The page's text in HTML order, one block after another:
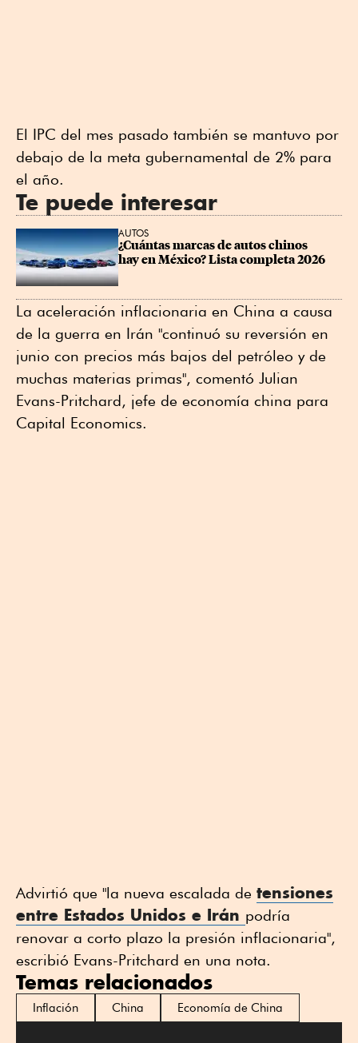
El IPC del mes pasado también se mantuvo por
debajo de la meta gubernamental de 2% para
el año.
Te puede interesar
AUTOS
¿Cuántas marcas de autos chinos
hay en México? Lista completa 2026
La aceleración inflacionaria en China a causa
de la guerra en Irán "continuó su reversión en
junio con precios más bajos del petróleo y de
muchas materias primas", comentó Julian
Evans-Pritchard, jefe de economía china para
Capital Economics.
Advirtió que "la nueva escalada de tensiones
entre Estados Unidos e Irán podría
renovar a corto plazo la presión inflacionaria",
escribió Evans-Pritchard en una nota.
Temas relacionados
Inflación China Economía de China